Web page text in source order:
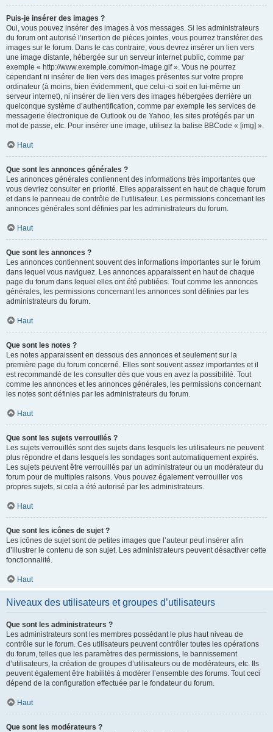
Puis-je insérer des images ?
Oui, vous pouvez insérer des images à vos messages. Si les administrateurs
du forum ont autorisé l’insertion de pièces jointes, vous pourrez transférer des
images sur le forum. Dans le cas contraire, vous devrez insérer un lien vers
une image distante, hébergée sur un serveur internet public, comme par
exemple « http://www.exemple.com/mon-image.gif ». Vous ne pourrez
cependant ni insérer de lien vers des images présentes sur votre propre
ordinateur (à moins, bien évidemment, que celui-ci soit en lui-même un
serveur internet), ni insérer de lien vers des images hébergées derrière un
quelconque système d’authentification, comme par exemple les services de
messagerie électronique de Outlook ou de Yahoo, les sites protégés par un
mot de passe, etc. Pour insérer une image, utilisez la balise BBCode « [img] ».
Haut
Que sont les annonces générales ?
Les annonces générales contiennent des informations très importantes que
vous devriez consulter en priorité. Elles apparaissent en haut de chaque forum
et dans le panneau de contrôle de l’utilisateur. Les permissions concernant les
annonces générales sont définies par les administrateurs du forum.
Haut
Que sont les annonces ?
Les annonces contiennent souvent des informations importantes sur le forum
dans lequel vous naviguez. Les annonces apparaissent en haut de chaque
page du forum dans lequel elles ont été publiées. Tout comme les annonces
générales, les permissions concernant les annonces sont définies par les
administrateurs du forum.
Haut
Que sont les notes ?
Les notes apparaissent en dessous des annonces et seulement sur la
première page du forum concerné. Elles sont souvent assez importantes et il
est recommandé de les consulter dès que vous en avez la possibilité. Tout
comme les annonces et les annonces générales, les permissions concernant
les notes sont définies par les administrateurs du forum.
Haut
Que sont les sujets verrouillés ?
Les sujets verrouillés sont des sujets dans lesquels les utilisateurs ne peuvent
plus répondre et dans lesquels les sondages sont automatiquement expirés.
Les sujets peuvent être verrouillés par un administrateur ou un modérateur du
forum pour de multiples raisons. Vous pouvez également verrouiller vos
propres sujets, si cela a été autorisé par les administrateurs.
Haut
Que sont les icônes de sujet ?
Les icônes de sujet sont de petites images que l’auteur peut insérer afin
d’illustrer le contenu de son sujet. Les administrateurs peuvent désactiver cette
fonctionnalité.
Haut
Niveaux des utilisateurs et groupes d’utilisateurs
Que sont les administrateurs ?
Les administrateurs sont les membres possédant le plus haut niveau de
contrôle sur le forum. Ces utilisateurs peuvent contrôler toutes les opérations
du forum, telles que les paramètres des permissions, le bannissement
d’utilisateurs, la création de groupes d’utilisateurs ou de modérateurs, etc. Ils
peuvent également être habilités à modérer l’ensemble des forums. Tout ceci
dépend de la configuration effectuée par le fondateur du forum.
Haut
Que sont les modérateurs ?